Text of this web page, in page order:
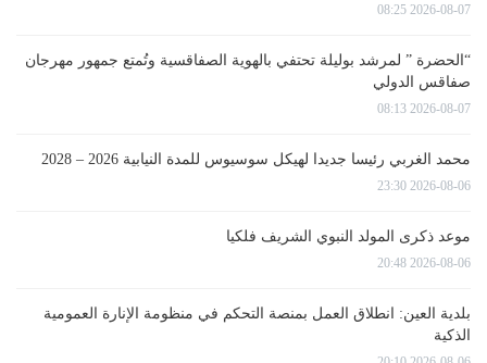
2026-08-07 08:25
“الحضرة ” لمرشد بوليلة تحتفي بالهوية الصفاقسية وتُمتع جمهور مهرجان
صفاقس الدولي
2026-08-07 08:13
محمد الغربي رئيسا جديدا لهيكل سوسيوس للمدة النيابية 2026 – 2028
2026-08-06 23:30
موعد ذكرى المولد النبوي الشريف فلكيا
2026-08-06 20:48
بلدية العين: انطلاق العمل بمنصة التحكم في منظومة الإنارة العمومية
الذكية